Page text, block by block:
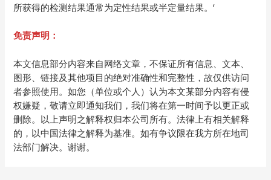
所获得的检测结果通常为定性结果或半定量结果。‘
免责声明：
本文信息部分内容来自网络文章，不保证所有信息、文本、
图形、链接及其他项目的绝对准确性和完整性，故仅供访问
者参照使用。如您（单位或个人）认为本文某部分内容有侵
权嫌疑，敬请立即通知我们，我们将在第一时间予以更正或
删除。以上声明之解释权归本公司所有。法律上有相关解释
的，以中国法律之解释为基准。如有争议限在我方所在地司
法部门解决。谢谢。